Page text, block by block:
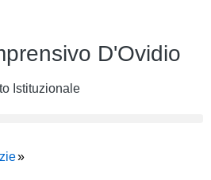
D'Ovidio
Istituzionale